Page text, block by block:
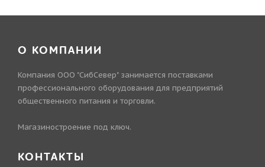
О КОМПАНИИ
Компания ООО "СибСевер" занимается поставками
профессионального оборудования для предприятий
общественного питания и торговли.
Магазиностроение под ключ.
КОНТАКТЫ